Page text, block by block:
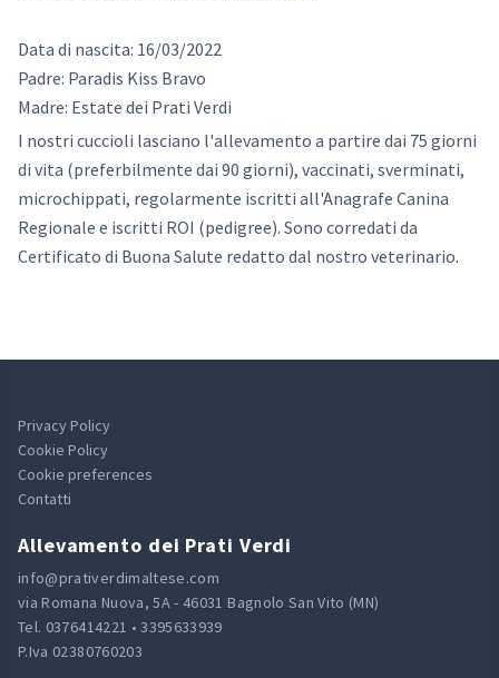
Data di nascita: 16/03/2022
Padre: Paradis Kiss Bravo
Madre: Estate dei Prati Verdi
I nostri cuccioli lasciano l'allevamento a partire dai 75 giorni
di vita (preferbilmente dai 90 giorni), vaccinati, sverminati,
microchippati, regolarmente iscritti all'Anagrafe Canina
Regionale e iscritti ROI (pedigree). Sono corredati da
Certificato di Buona Salute redatto dal nostro veterinario.
Privacy Policy
Cookie Policy
Cookie preferences
Contatti
Allevamento dei Prati Verdi
info@prativerdimaltese.com
via Romana Nuova, 5A - 46031 Bagnolo San Vito (MN)
Tel. 0376414221 • 3395633939
P.Iva 02380760203